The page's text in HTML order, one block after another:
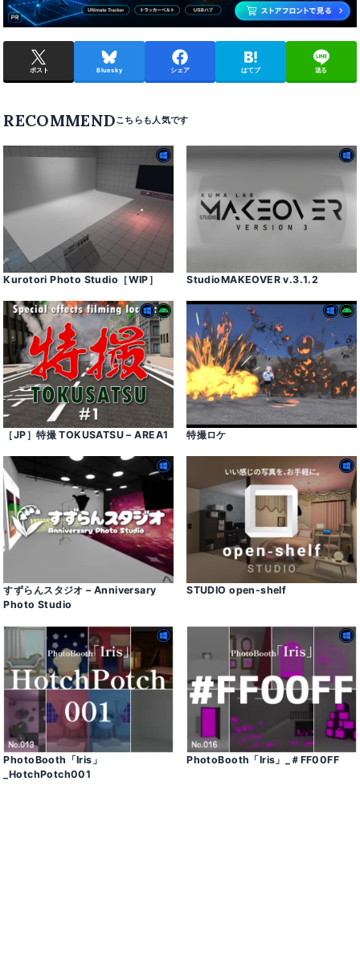
ポスト Bluesky シェア はてブ 送る
RECOMMEND
Kurotori Photo Studio［WIP］ StudioMAKEOVER v․3․1․2
［JP］特撮 TOKUSATSU – AREA1 特撮ロケ
すずらんスタジオ – Anniversary
Photo Studio
STUDIO open-shelf
PhotoBooth「Iris」
_HotchPotch001
PhotoBooth「Iris」_＃FF00FF